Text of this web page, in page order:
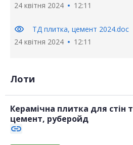
24 квітня 2024
12:11
visibility
ТД плитка, цемент 2024.doc
24 квітня 2024
12:11
Лоти
Керамічна плитка для стін
цемент, руберойд
link